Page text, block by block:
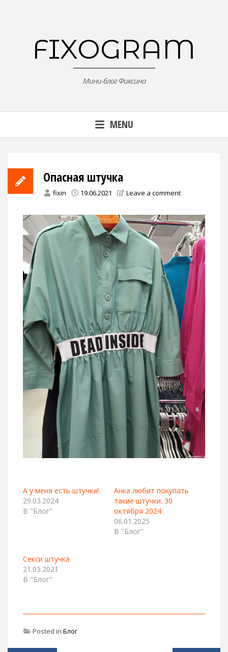
FIXOGRAM
Мини-блог Фиксина
MENU
Опасная штучка
fixin 19.06.2021 Leave a comment
А у меня есть штучка!
29.03.2024
В "Блог"
Анка любит покупать
такие штучки. 30
октября 2024
06.01.2025
В "Блог"
Секси штучка
21.03.2021
В "Блог"
Posted in Блог